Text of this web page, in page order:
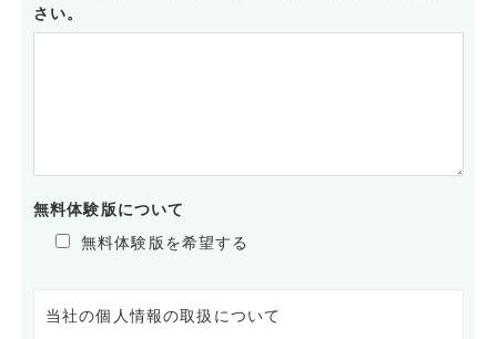
さい。
無料体験版について
無料体験版を希望する
当社の個人情報の取扱について